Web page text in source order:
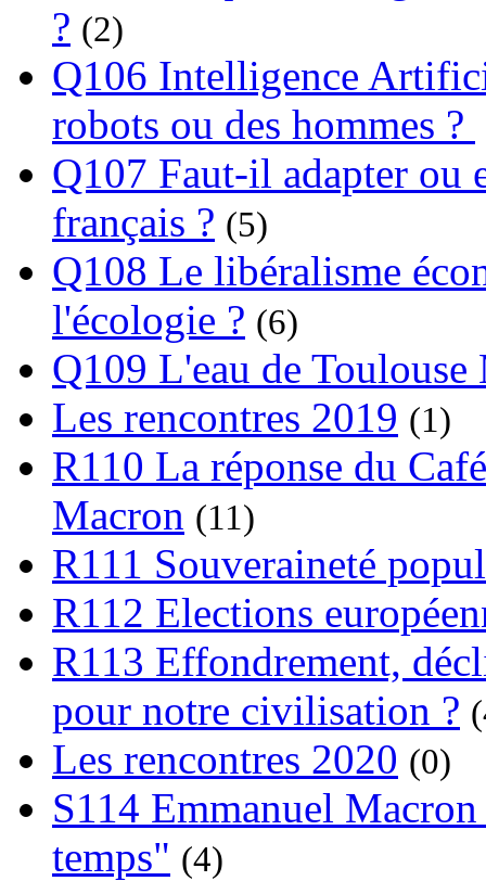
? (2)
Q106 Intelligence
robots ou des hommes ?
Q107 Faut-il adapter ou
français ? (5)
Q108 Le libéralisme
l'écologie ? (6)
Q109 L'eau de
Les rencontres 2019 (1)
R110 La réponse du
Macron (11)
R111 Souveraineté
R112 Elections
R113 Effondrement,
pour notre civilisation ?
Les rencontres 2020 (0)
S114 Emmanuel
temps" (4)